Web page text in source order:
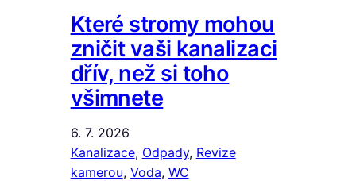
Které stromy mohou
zničit vaši kanalizaci
dřív, než si toho
všimnete
6. 7. 2026
Kanalizace, Odpady, Revize
kamerou, Voda, WC